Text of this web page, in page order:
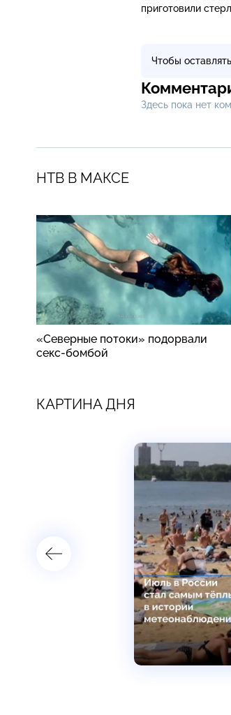
приготовили
Чтобы
Здесь пока нет
НТВ В МАКСЕ
«Северные потоки» подорвали
секс-бомбой
КАРТИНА ДНЯ